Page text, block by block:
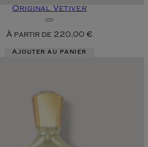
Original Vetiver
À partir de 220,00 €
Ajouter au panier